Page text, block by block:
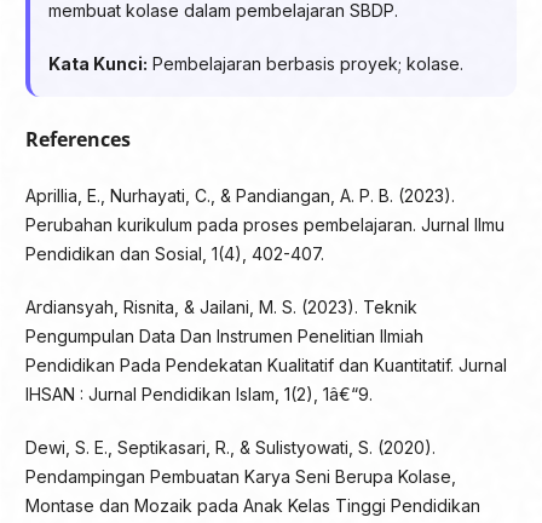
membuat kolase dalam pembelajaran SBDP.
Kata Kunci: Pembelajaran berbasis proyek; kolase.
References
Aprillia, E., Nurhayati, C., & Pandiangan, A. P. B. (2023).
Perubahan kurikulum pada proses pembelajaran. Jurnal Ilmu
Pendidikan dan Sosial, 1(4), 402-407.
Ardiansyah, Risnita, & Jailani, M. S. (2023). Teknik
Pengumpulan Data Dan Instrumen Penelitian Ilmiah
Pendidikan Pada Pendekatan Kualitatif dan Kuantitatif. Jurnal
IHSAN : Jurnal Pendidikan Islam, 1(2), 1â€“9.
Dewi, S. E., Septikasari, R., & Sulistyowati, S. (2020).
Pendampingan Pembuatan Karya Seni Berupa Kolase,
Montase dan Mozaik pada Anak Kelas Tinggi Pendidikan